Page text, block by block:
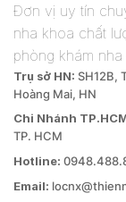
Đơn vị uy tín
nha khoa chất
phòng khám nha
Trụ sở HN: SH12B,
Hoàng Mai, HN
Chi Nhánh
TP. HCM
Hotline:
Email: